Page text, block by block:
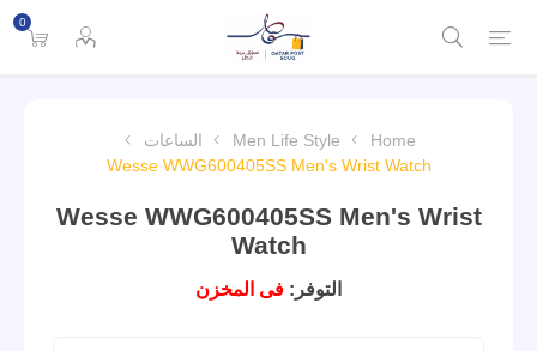
0
Home
Men Life Style
الساعات
Wesse WWG600405SS Men's Wrist Watch
Wesse WWG600405SS Men's Wrist
Watch
التوفر: فى المخزن